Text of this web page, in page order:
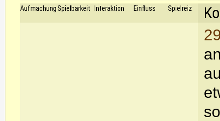
Aufmachung Spielbarkeit Interaktion Einfluss Spielreiz